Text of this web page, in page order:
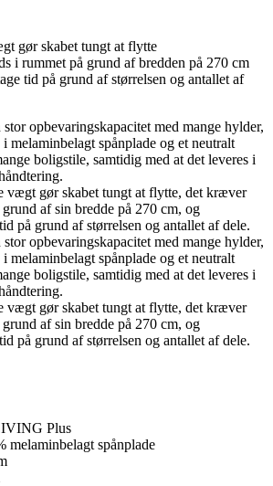
gør skabet tungt at flytte
i rummet på grund af bredden på 270 cm
tid på grund af størrelsen og antallet af
opbevaringskapacitet med mange hylder,
melaminbelagt spånplade og et neutralt
boligstile, samtidig med at det leveres i
vægt gør skabet tungt at flytte, det kræver
af sin bredde på 270 cm, og
på grund af størrelsen og antallet af dele.
opbevaringskapacitet med mange hylder,
melaminbelagt spånplade og et neutralt
boligstile, samtidig med at det leveres i
vægt gør skabet tungt at flytte, det kræver
af sin bredde på 270 cm, og
på grund af størrelsen og antallet af dele.
Plus
melaminbelagt spånplade